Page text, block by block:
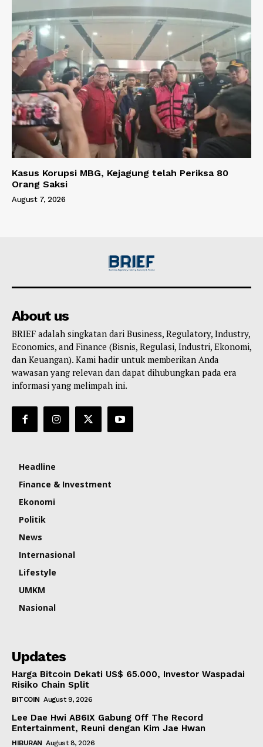
Kasus Korupsi MBG, Kejagung telah Periksa 80
Orang Saksi
August 7, 2026
About us
BRIEF adalah singkatan dari Business, Regulatory, Industry,
Economics, and Finance (Bisnis, Regulasi, Industri, Ekonomi,
dan Keuangan). Kami hadir untuk memberikan Anda
wawasan yang relevan dan dapat dihubungkan pada era
informasi yang melimpah ini.
Headline
Finance & Investment
Ekonomi
Politik
News
Internasional
Lifestyle
UMKM
Nasional
Updates
Harga Bitcoin Dekati US$ 65.000, Investor Waspadai
Risiko Chain Split
BITCOIN August 9, 2026
Lee Dae Hwi AB6IX Gabung Off The Record
Entertainment, Reuni dengan Kim Jae Hwan
HIBURAN August 8, 2026